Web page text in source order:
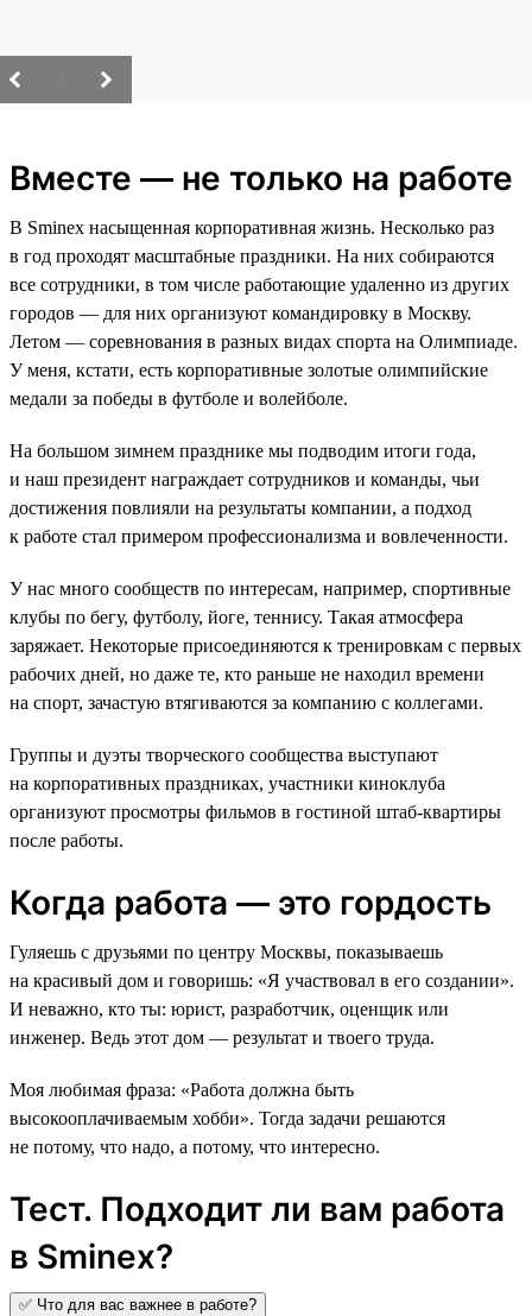
Вместе — не только на работе
В Sminex насыщенная корпоративная жизнь. Несколько раз
в год проходят масштабные праздники. На них собираются
все сотрудники, в том числе работающие удаленно из других
городов — для них организуют командировку в Москву.
Летом — соревнования в разных видах спорта на Олимпиаде.
У меня, кстати, есть корпоративные золотые олимпийские
медали за победы в футболе и волейболе.
На большом зимнем празднике мы подводим итоги года,
и наш президент награждает сотрудников и команды, чьи
достижения повлияли на результаты компании, а подход
к работе стал примером профессионализма и вовлеченности.
У нас много сообществ по интересам, например, спортивные
клубы по бегу, футболу, йоге, теннису. Такая атмосфера
заряжает. Некоторые присоединяются к тренировкам с первых
рабочих дней, но даже те, кто раньше не находил времени
на спорт, зачастую втягиваются за компанию с коллегами.
Группы и дуэты творческого сообщества выступают
на корпоративных праздниках, участники киноклуба
организуют просмотры фильмов в гостиной штаб-квартиры
после работы.
Когда работа — это гордость
Гуляешь с друзьями по центру Москвы, показываешь
на красивый дом и говоришь: «Я участвовал в его создании».
И неважно, кто ты: юрист, разработчик, оценщик или
инженер. Ведь этот дом — результат и твоего труда.
Моя любимая фраза: «Работа должна быть
высокооплачиваемым хобби». Тогда задачи решаются
не потому, что надо, а потому, что интересно.
Тест. Подходит ли вам работа
в Sminex?
✅ Что для вас важнее в работе?